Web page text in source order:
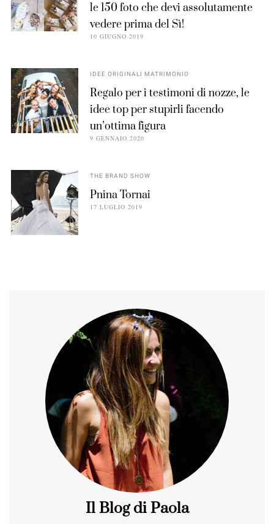
le 150 foto che devi assolutamente
vedere prima del Sì!
10 GIUGNO 2019
IDEE ORIGINALI MATRIMONIO
Regalo per i testimoni di nozze, le
idee top per stupirli facendo
un’ottima figura
9 GENNAIO 2020
THE BRAND SHOW
Pnina Tornai
17 LUGLIO 2019
Il Blog di Paola